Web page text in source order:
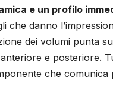
e un profilo
che danno
dei volumi punta
e posteriore.
che comunica